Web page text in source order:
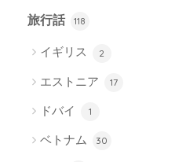
旅行話 118
イギリス 2
エストニア 17
ドバイ 1
ベトナム 30